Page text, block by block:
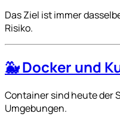
Das Ziel ist immer
Risiko.
🐳 Docker und
Container sind heute der
Umgebungen.